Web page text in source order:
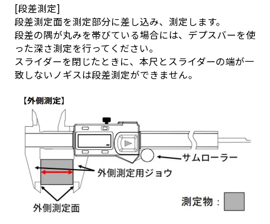
[段差測定]
段差測定面を測定部分に差し込み、測定します。
段差の隅が丸みを帯びている場合には、デプスバーを使
った深さ測定を行ってください。
スライダーを閉じたときに、本尺とスライダーの端が一
致しないノギスは段差測定ができません。